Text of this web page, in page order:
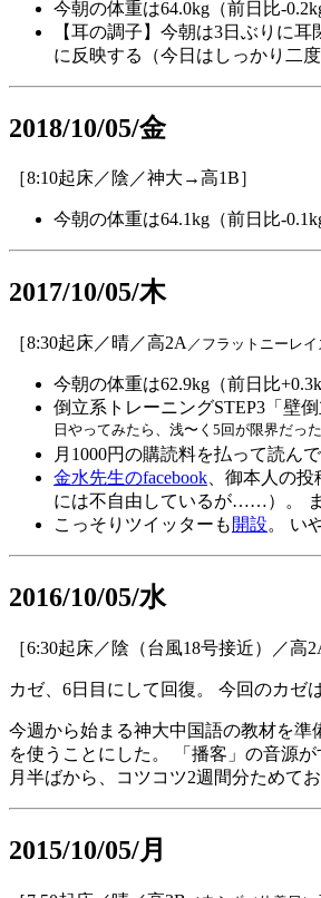
今朝の体重は64.0kg（前日比-
【耳の調子】今朝は3日ぶりに
に反映する（今日はしっかり二
2018/10/05/金
［8:10起床／陰／神大→高1B］
今朝の体重は64.1kg（前日比-
2017/10/05/木
［8:30起床／晴／高2A ／フラットニーレ
今朝の体重は62.9kg（前日比
倒立系トレーニングSTEP3「壁
日やってみたら、浅〜く5回が限界だった
月1000円の購読料を払って読ん
金水先生のfacebook 、御本人の
には不自由しているが……）。
こっそりツイッターも 開設。 い
2016/10/05/水
［6:30起床／陰（台風18号接近）／高
カゼ、6日目にして回復。 今回のカゼ
今週から始まる神大中国語の教材を
を使うことにした。 「播客」の音源
月半ばから、コツコツ2週間分ためてお
2015/10/05/月